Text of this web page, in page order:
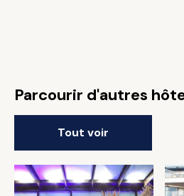
Parcourir d'autres
Tout voir